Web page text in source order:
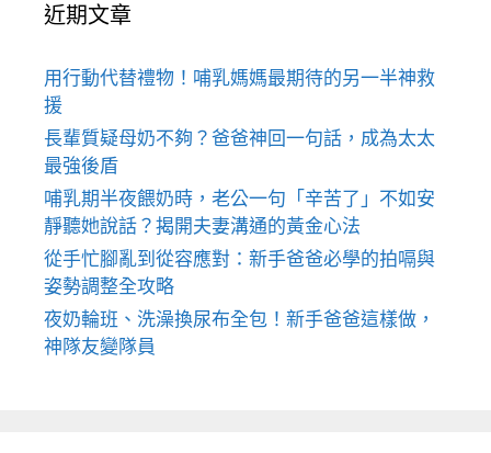
近期文章
用行動代替禮物！哺乳媽媽最期待的另一半神救
援
長輩質疑母奶不夠？爸爸神回一句話，成為太太
最強後盾
哺乳期半夜餵奶時，老公一句「辛苦了」不如安
靜聽她說話？揭開夫妻溝通的黃金心法
從手忙腳亂到從容應對：新手爸爸必學的拍嗝與
姿勢調整全攻略
夜奶輪班、洗澡換尿布全包！新手爸爸這樣做，
神隊友變隊員